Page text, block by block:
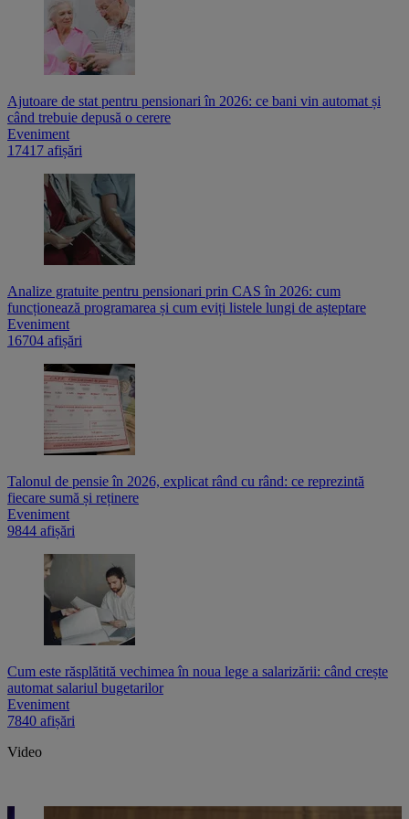
Ajutoare de stat pentru pensionari în 2026: ce bani vin automat și
când trebuie depusă o cerere
Eveniment
17417 afișări
Analize gratuite pentru pensionari prin CAS în 2026: cum
funcționează programarea și cum eviți listele lungi de așteptare
Eveniment
16704 afișări
Talonul de pensie în 2026, explicat rând cu rând: ce reprezintă
fiecare sumă și reținere
Eveniment
9844 afișări
Cum este răsplătită vechimea în noua lege a salarizării: când crește
automat salariul bugetarilor
Eveniment
7840 afișări
Video